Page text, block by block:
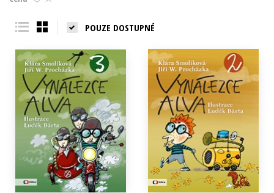
Young adult (SK)
POUZE DOSTUPNÉ